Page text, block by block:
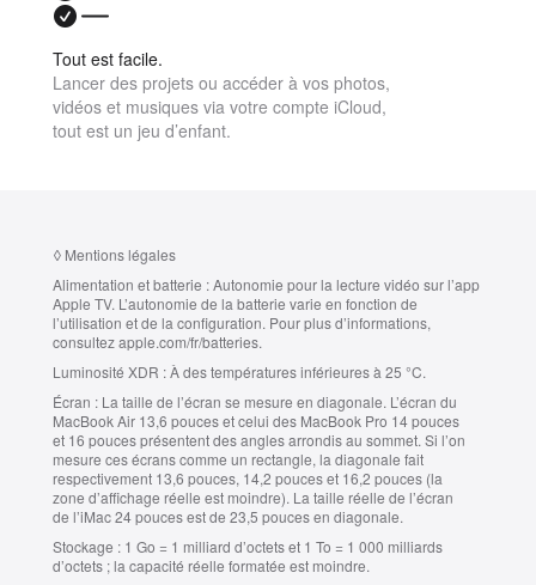
Tout est facile.
Lancer des projets ou accéder à vos photos,
vidéos et musiques via votre compte iCloud,
tout est un jeu d’enfant.
◊Mentions légales
Alimentation et batterie :Autonomie pour la lecture vidéo sur l’app
Apple TV. L’autonomie de la batterie varie en fonction de
l’utilisation et de la configuration. Pour plus d’informations,
consultez apple.com/fr/batteries.
Luminosité XDR :À des températures inférieures à 25 °C.
Écran : La taille de l’écran se mesure en diagonale. L’écran du
MacBook Air 13,6 pouces et celui des MacBook Pro 14 pouces
et 16 pouces présentent des angles arrondis au sommet. Si l’on
mesure ces écrans comme un rectangle, la diagonale fait
respectivement 13,6 pouces, 14,2 pouces et 16,2 pouces (la
zone d’affichage réelle est moindre). La taille réelle de l’écran
de l’iMac 24 pouces est de 23,5 pouces en diagonale.
Stockage : 1 Go = 1 milliard d’octets et 1 To = 1 000 milliards
d’octets ; la capacité réelle formatée est moindre.